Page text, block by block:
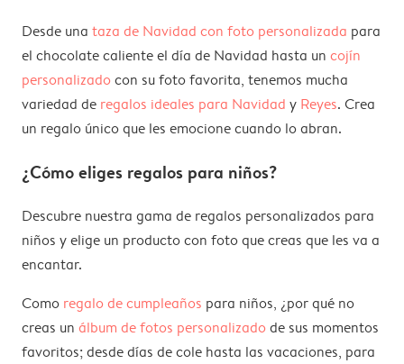
Desde una taza de Navidad con foto personalizada para
el chocolate caliente el día de Navidad hasta un cojín
personalizado con su foto favorita, tenemos mucha
variedad de regalos ideales para Navidad y Reyes. Crea
un regalo único que les emocione cuando lo abran.
¿Cómo eliges regalos para niños?
Descubre nuestra gama de regalos personalizados para
niños y elige un producto con foto que creas que les va a
encantar.
Como regalo de cumpleaños para niños, ¿por qué no
creas un álbum de fotos personalizado de sus momentos
favoritos; desde días de cole hasta las vacaciones, para